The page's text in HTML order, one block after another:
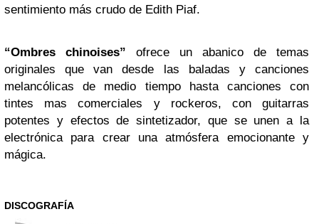
sentimiento más crudo de Edith Piaf.
“Ombres chinoises” ofrece un abanico de temas
originales que van desde las baladas y canciones
melancólicas de medio tiempo hasta canciones con
tintes mas comerciales y rockeros, con guitarras
potentes y efectos de sintetizador, que se unen a la
electrónica para crear una atmósfera emocionante y
mágica.
DISCOGRAFÍA